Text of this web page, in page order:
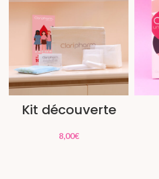
Kit découverte
8,00€